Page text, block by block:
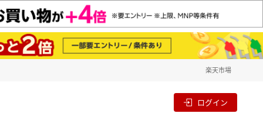
楽天市場
ログイン